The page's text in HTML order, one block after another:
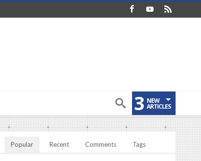
3 NEW
ARTICLES
Popular Recent Comments Tags